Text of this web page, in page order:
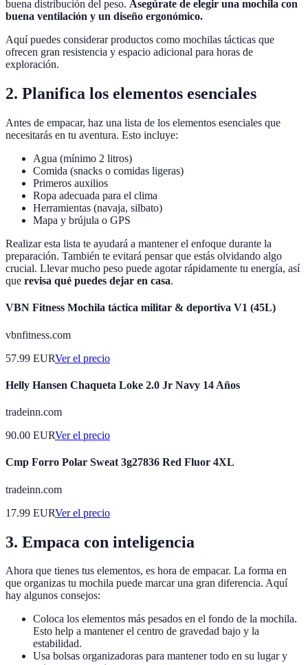
buena distribución del peso. Asegúrate de elegir una mochila con
buena ventilación y un diseño ergonómico.
Aquí puedes considerar productos como mochilas tácticas que
ofrecen gran resistencia y espacio adicional para horas de
exploración.
2. Planifica los elementos esenciales
Antes de empacar, haz una lista de los elementos esenciales que
necesitarás en tu aventura. Esto incluye:
Agua (mínimo 2 litros)
Comida (snacks o comidas ligeras)
Primeros auxilios
Ropa adecuada para el clima
Herramientas (navaja, silbato)
Mapa y brújula o GPS
Realizar esta lista te ayudará a mantener el enfoque durante la
preparación. También te evitará pensar que estás olvidando algo
crucial. Llevar mucho peso puede agotar rápidamente tu energía, así
que revisa qué puedes dejar en casa.
VBN Fitness Mochila táctica militar & deportiva V1 (45L)
vbnfitness.com
57.99 EURVer el precio
Helly Hansen Chaqueta Loke 2.0 Jr Navy 14 Años
tradeinn.com
90.00 EURVer el precio
Cmp Forro Polar Sweat 3g27836 Red Fluor 4XL
tradeinn.com
17.99 EURVer el precio
3. Empaca con inteligencia
Ahora que tienes tus elementos, es hora de empacar. La forma en
que organizas tu mochila puede marcar una gran diferencia. Aquí
hay algunos consejos:
Coloca los elementos más pesados en el fondo de la mochila.
Esto help a mantener el centro de gravedad bajo y la
estabilidad.
Usa bolsas organizadoras para mantener todo en su lugar y